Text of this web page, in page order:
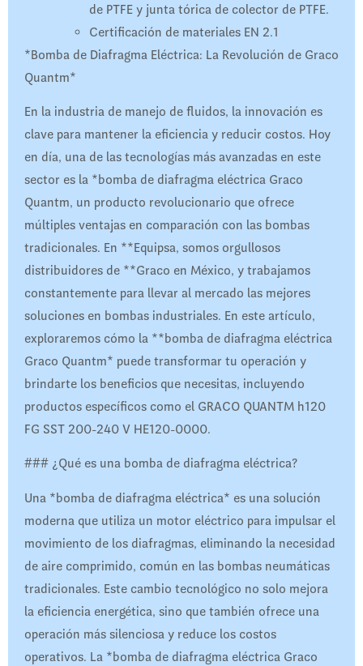
de PTFE y junta tórica de colector de PTFE.
Certificación de materiales EN 2.1
*Bomba de Diafragma Eléctrica: La Revolución de Graco
Quantm*
En la industria de manejo de fluidos, la innovación es
clave para mantener la eficiencia y reducir costos. Hoy
en día, una de las tecnologías más avanzadas en este
sector es la *bomba de diafragma eléctrica Graco
Quantm, un producto revolucionario que ofrece
múltiples ventajas en comparación con las bombas
tradicionales. En **Equipsa, somos orgullosos
distribuidores de **Graco en México, y trabajamos
constantemente para llevar al mercado las mejores
soluciones en bombas industriales. En este artículo,
exploraremos cómo la **bomba de diafragma eléctrica
Graco Quantm* puede transformar tu operación y
brindarte los beneficios que necesitas, incluyendo
productos específicos como el GRACO QUANTM h120
FG SST 200-240 V HE120-0000.
### ¿Qué es una bomba de diafragma eléctrica?
Una *bomba de diafragma eléctrica* es una solución
moderna que utiliza un motor eléctrico para impulsar el
movimiento de los diafragmas, eliminando la necesidad
de aire comprimido, común en las bombas neumáticas
tradicionales. Este cambio tecnológico no solo mejora
la eficiencia energética, sino que también ofrece una
operación más silenciosa y reduce los costos
operativos. La *bomba de diafragma eléctrica Graco